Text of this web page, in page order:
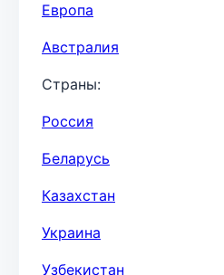
Европа
Австралия
Страны:
Россия
Беларусь
Казахстан
Украина
Узбекистан